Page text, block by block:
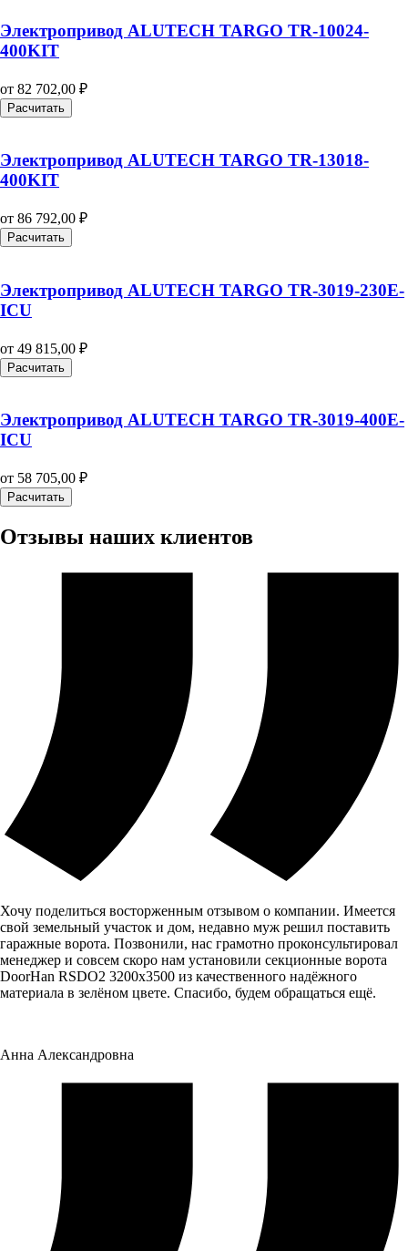
Электропривод ALUTECH TARGO TR-10024-
400KIT
от 82 702,00 ₽
Расчитать
Электропривод ALUTECH TARGO TR-13018-
400KIT
от 86 792,00 ₽
Расчитать
Электропривод ALUTECH TARGO TR-3019-230E-
ICU
от 49 815,00 ₽
Расчитать
Электропривод ALUTECH TARGO TR-3019-400E-
ICU
от 58 705,00 ₽
Расчитать
Отзывы наших клиентов
Хочу поделиться восторженным отзывом о компании. Имеется
свой земельный участок и дом, недавно муж решил поставить
гаражные ворота. Позвонили, нас грамотно проконсультировал
менеджер и совсем скоро нам установили секционные ворота
DoorHan RSDO2 3200x3500 из качественного надёжного
материала в зелёном цвете. Спасибо, будем обращаться ещё.
Анна Александровна